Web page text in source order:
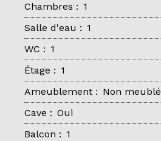
Chambres : 1
Salle d'eau : 1
WC : 1
Étage : 1
Ameublement : Non meublé
Cave : Oui
Balcon : 1